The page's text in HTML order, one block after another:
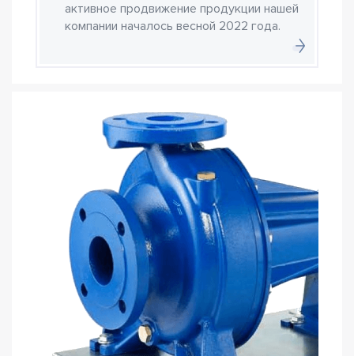
активное продвижение продукции нашей
компании началось весной 2022 года.